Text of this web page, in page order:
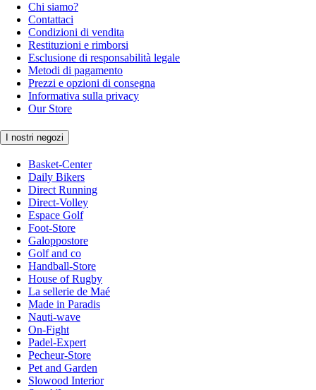
Chi siamo?
Contattaci
Condizioni di vendita
Restituzioni e rimborsi
Esclusione di responsabilità legale
Metodi di pagamento
Prezzi e opzioni di consegna
Informativa sulla privacy
Our Store
I nostri negozi
Basket-Center
Daily Bikers
Direct Running
Direct-Volley
Espace Golf
Foot-Store
Galoppostore
Golf and co
Handball-Store
House of Rugby
La sellerie de Maé
Made in Paradis
Nauti-wave
On-Fight
Padel-Expert
Pecheur-Store
Pet and Garden
Slowood Interior